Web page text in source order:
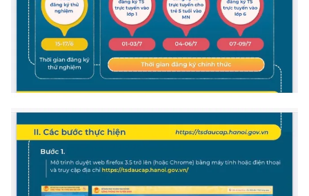
Email: toasoan@vtv.vn
Liên hệ quảng cáo:
024-7300.7108